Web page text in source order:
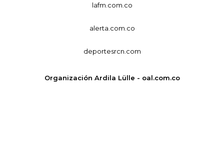
lafm.com.co
alerta.com.co
deportesrcn.com
Organización Ardila Lülle - oal.com.co